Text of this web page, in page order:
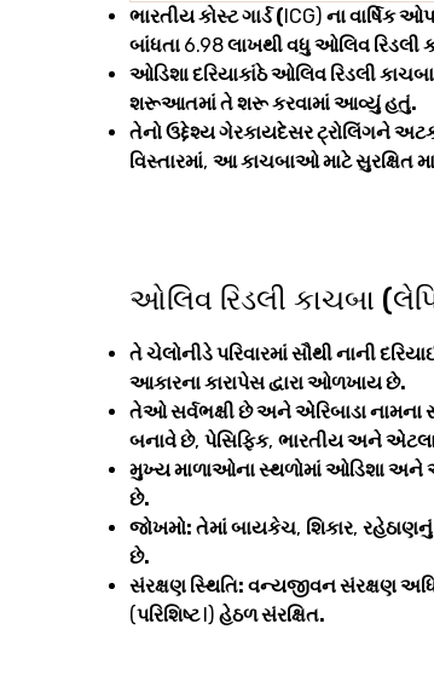
ભારતીય કોસ્ટ ગાર્ડ ( ICG) ના વાર્ષિક
બાંધતા 6.98લાખથી વધુ ઓલિવ રિડલી
ઓડિશા દરિયાકાંઠે ઓલિવ રિડલી
શરૂઆતમાં તે શરૂ કરવામાં આવ્યું હતું.
તેનો ઉદ્દેશ્ય ગેરકાયદેસર ટ્રોલિંગને
વિસ્તારમાં, આ કાચબાઓ માટે સુરક્ષિત
ઓલિવ રિડલી કાચબા
તે ચેલોનીડે પરિવારમાં સૌથી નાની
આકારના કારાપેસ દ્વારા ઓળખાય છે.
તેઓ સર્વભક્ષી છે અને એરિબાડા નામના
બનાવે છે, પેસિફિક, ભારતીય અને
મુખ્ય માળાઓના સ્થળોમાં ઓડિશા અને
છે.
જોખમો: તેમાં બાયકેચ, શિકાર,
છે.
સંરક્ષણ સ્થિતિ: વન્યજીવન સંરક્ષણ
(પરિશિષ્ટ I) હેઠળ સંરક્ષિત.